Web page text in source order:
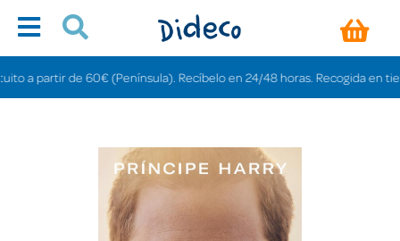
partir de 60€ (Península). Recíbelo en 24/48 horas. Recogida en